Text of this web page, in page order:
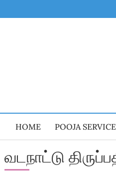
HOME POOJA
வடநாட்டு